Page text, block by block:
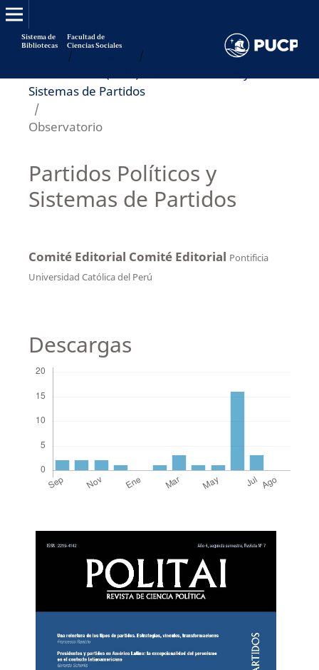
Sistema de
Bibliotecas
Facultad de
Ciencias Sociales
/
/
Sistemas de Partidos
/
Observatorio
Partidos Políticos y
Sistemas de Partidos
Comité Editorial Comité Editorial Pontificia
Universidad Católica del Perú
Descargas